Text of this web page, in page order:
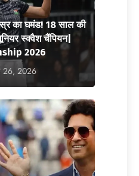
का घमंड! 18 साल की
स्क्वैश चैंपियन|
2026
26, 2026